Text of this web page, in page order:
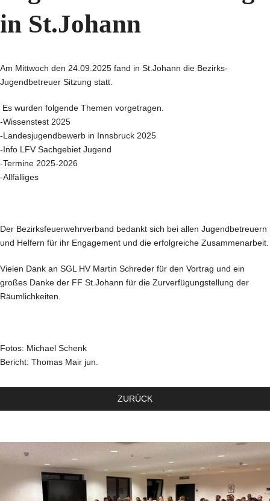
in St.Johann
Am Mittwoch den 24.09.2025 fand in St.Johann die Bezirks-
Jugendbetreuer Sitzung statt.
Es wurden folgende Themen vorgetragen.
-Wissenstest 2025
-Landesjugendbewerb in Innsbruck 2025
-Info LFV Sachgebiet Jugend
-Termine 2025-2026
-Allfälliges
Der Bezirksfeuerwehrverband bedankt sich bei allen Jugendbetreuern
und Helfern für ihr Engagement und die erfolgreiche Zusammenarbeit.
Vielen Dank an SGL HV Martin Schreder für den Vortrag und ein
großes Danke der FF St.Johann für die Zurverfügungstellung der
Räumlichkeiten.
Fotos: Michael Schenk
Bericht: Thomas Mair jun.
ZURÜCK